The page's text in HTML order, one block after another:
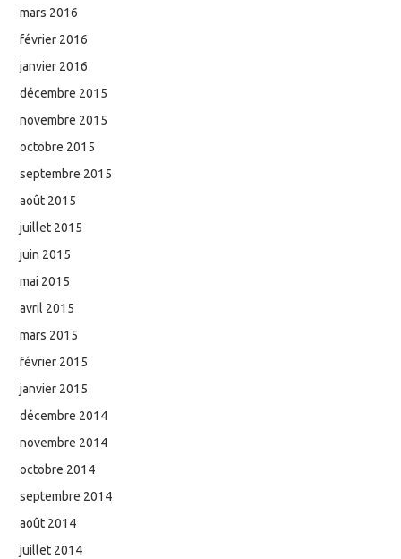
mars 2016
février 2016
janvier 2016
décembre 2015
novembre 2015
octobre 2015
septembre 2015
août 2015
juillet 2015
juin 2015
mai 2015
avril 2015
mars 2015
février 2015
janvier 2015
décembre 2014
novembre 2014
octobre 2014
septembre 2014
août 2014
juillet 2014